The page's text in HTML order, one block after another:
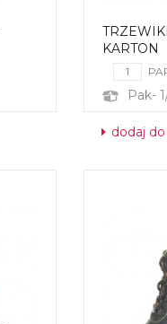
KARTON
Pak-
dodaj